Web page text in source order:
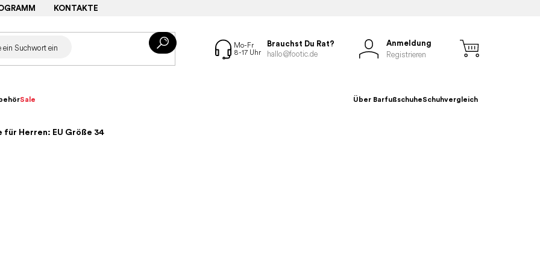
KONTAKTE
Brauchst Du Rat?
hallo@footic.de
Anmeldung
Registrieren
Sale Über BarfußschuheSchuhvergleich
für Herren: EU Größe 34